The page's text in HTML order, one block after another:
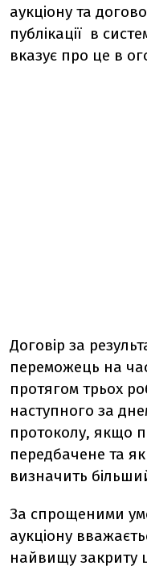
аукціону та
публікації в
вказує про це в
Договір за
переможець на
протягом трьох
наступного за
протоколу, якщо
передбачене та
визначить
За спрощеними
аукціону
найвищу закриту